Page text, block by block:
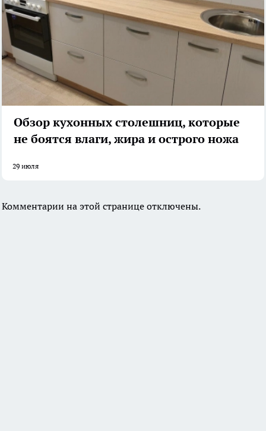
Обзор кухонных столешниц, которые
не боятся влаги, жира и острого ножа
29 июля
Комментарии на этой странице отключены.